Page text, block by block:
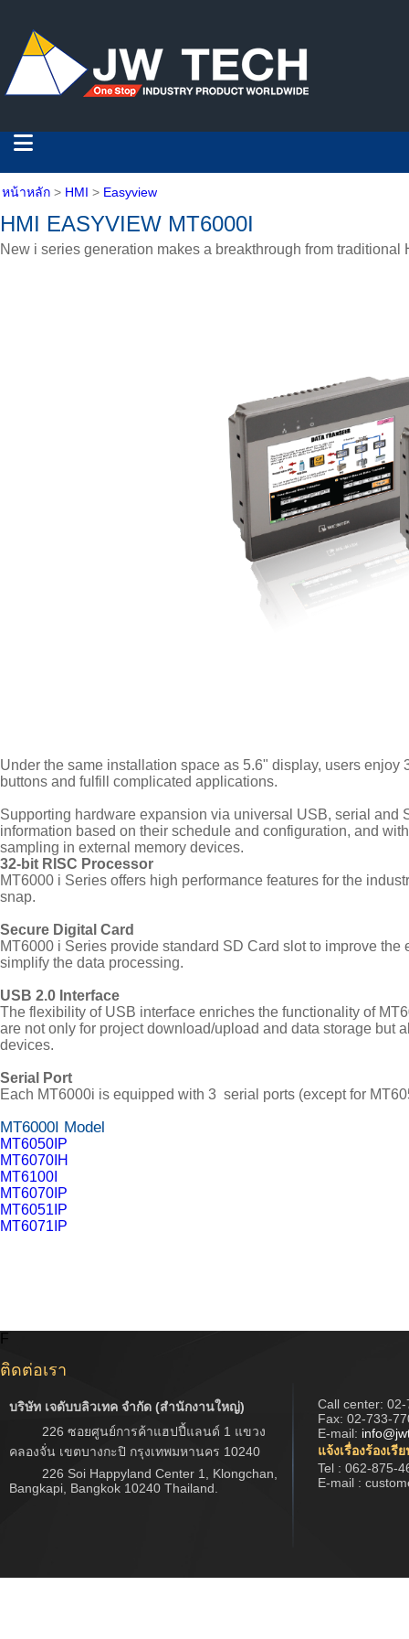
หน้าหลัก > HMI > Easyview
HMI EASYVIEW MT6000I
New i series generation makes a breakthrough from
Under the same installation space as 5.6" display, users
buttons and fulfill complicated applications.
Supporting hardware expansion via universal USB, serial and
information based on their schedule and configuration, and
sampling in external memory devices.
32-bit RISC Processor
MT6000 i Series offers high performance features for the
snap.
Secure Digital Card
MT6000 i Series provide standard SD Card slot to improve
simplify the data processing.
USB 2.0 Interface
The flexibility of USB interface enriches the functionality of
are not only for project download/upload and data storage but
devices.
Serial Port
Each MT6000i is equipped with 3 serial ports (except for
MT6000I Model
MT6050IP
MT6070IH
MT6100I
MT6070IP
MT6051IP
MT6071IP
F
ติดต่อเรา
บริษัท เจดับบลิวเทค จำกัด (สำนักงานใหญ่)
226 ซอยศูนย์การค้าแฮปปี้แลนด์ 1 แขวง
คลองจั่น เขตบางกะปิ กรุงเทพมหานคร 10240
226 Soi Happyland Center 1, Klongchan,
Bangkapi, Bangkok 10240 Thailand.
Call center: 02-
Fax: 02-733-
E-mail:
แจ้งเรื่องร้องเรี
Tel : 062-875-
E-mail :